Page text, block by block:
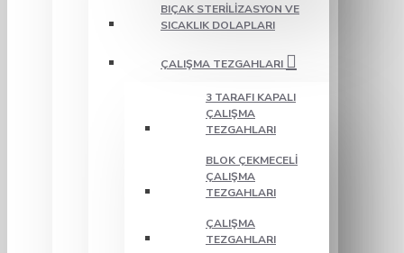
BIÇAK STERILIZASYON VE
SICAKLIK DOLAPLARI
ÇALIŞMA TEZGAHLARI
3 TARAFI KAPALI
ÇALIŞMA
TEZGAHLARI
BLOK ÇEKMECELI
ÇALIŞMA
TEZGAHLARI
ÇALIŞMA
TEZGAHLARI